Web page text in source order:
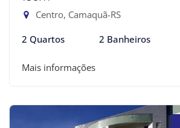
Centro, Camaquã-RS
2 Quartos 2 Banheiros
Mais informações